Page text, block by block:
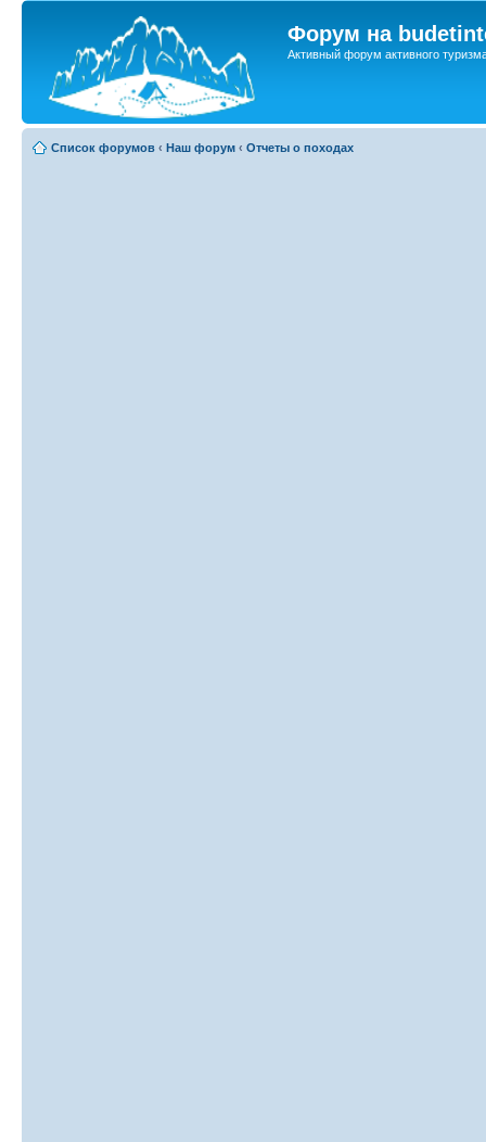
Форум на
Активный форум активного
Список форумов ‹ Наш форум ‹ Отчеты о походах